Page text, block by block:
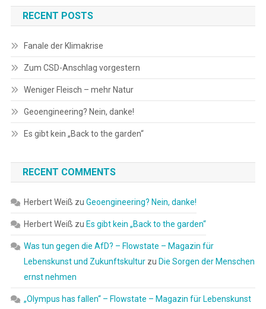
RECENT POSTS
Fanale der Klimakrise
Zum CSD-Anschlag vorgestern
Weniger Fleisch – mehr Natur
Geoengineering? Nein, danke!
Es gibt kein „Back to the garden“
RECENT COMMENTS
Herbert Weiß zu Geoengineering? Nein, danke!
Herbert Weiß zu Es gibt kein „Back to the garden“
Was tun gegen die AfD? – Flowstate – Magazin für
Lebenskunst und Zukunftskulturzu Die Sorgen der Menschen
ernst nehmen
„Olympus has fallen“ – Flowstate – Magazin für Lebenskunst